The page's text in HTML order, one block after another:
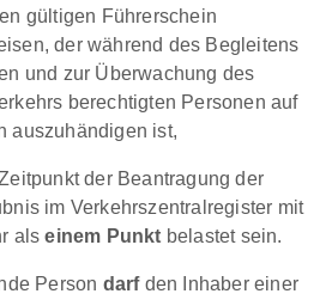
gültigen Führerschein
der während des Begleitens
und zur Überwachung des
berechtigten Personen auf
auszuhändigen ist,
der Beantragung der
im Verkehrszentralregister mit
alseinem Punkt belastet sein.
Person darf den Inhaber einer